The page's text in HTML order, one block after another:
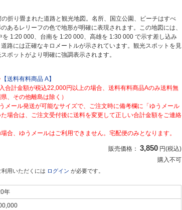
折り畳まれた道路と観光地図。名所、国立公園、ビーチはすべ
あるレリーフの色で地形が明確に表現されます。この地図には、
を 1:20 000、台南を 1:20 000、高雄を 1:30 000 で示す差し込み
路には正確なキロメートルが示されています。観光スポットを見
ポットがより明確に強調表示されます。
【送料有料商品 A】
合計金額が税込22,000円以上の場合、送料有料商品Aのみ送料無
、その他離島は除く）
メール発送が可能なサイズで、ご注文時に備考欄に「ゆうメール
場合は、ご注文受付後に送料を変更して正しい合計金額をご連絡
合、ゆうメールはご利用できません。宅配便のみとなります。
販売価格： 3,850 円(税込)
購入不可
利用いただくには ログイン が必要です。
年